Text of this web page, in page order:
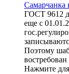
Самарчанка
ГОСТ 9612
еще с
Поэтому
Нажмите